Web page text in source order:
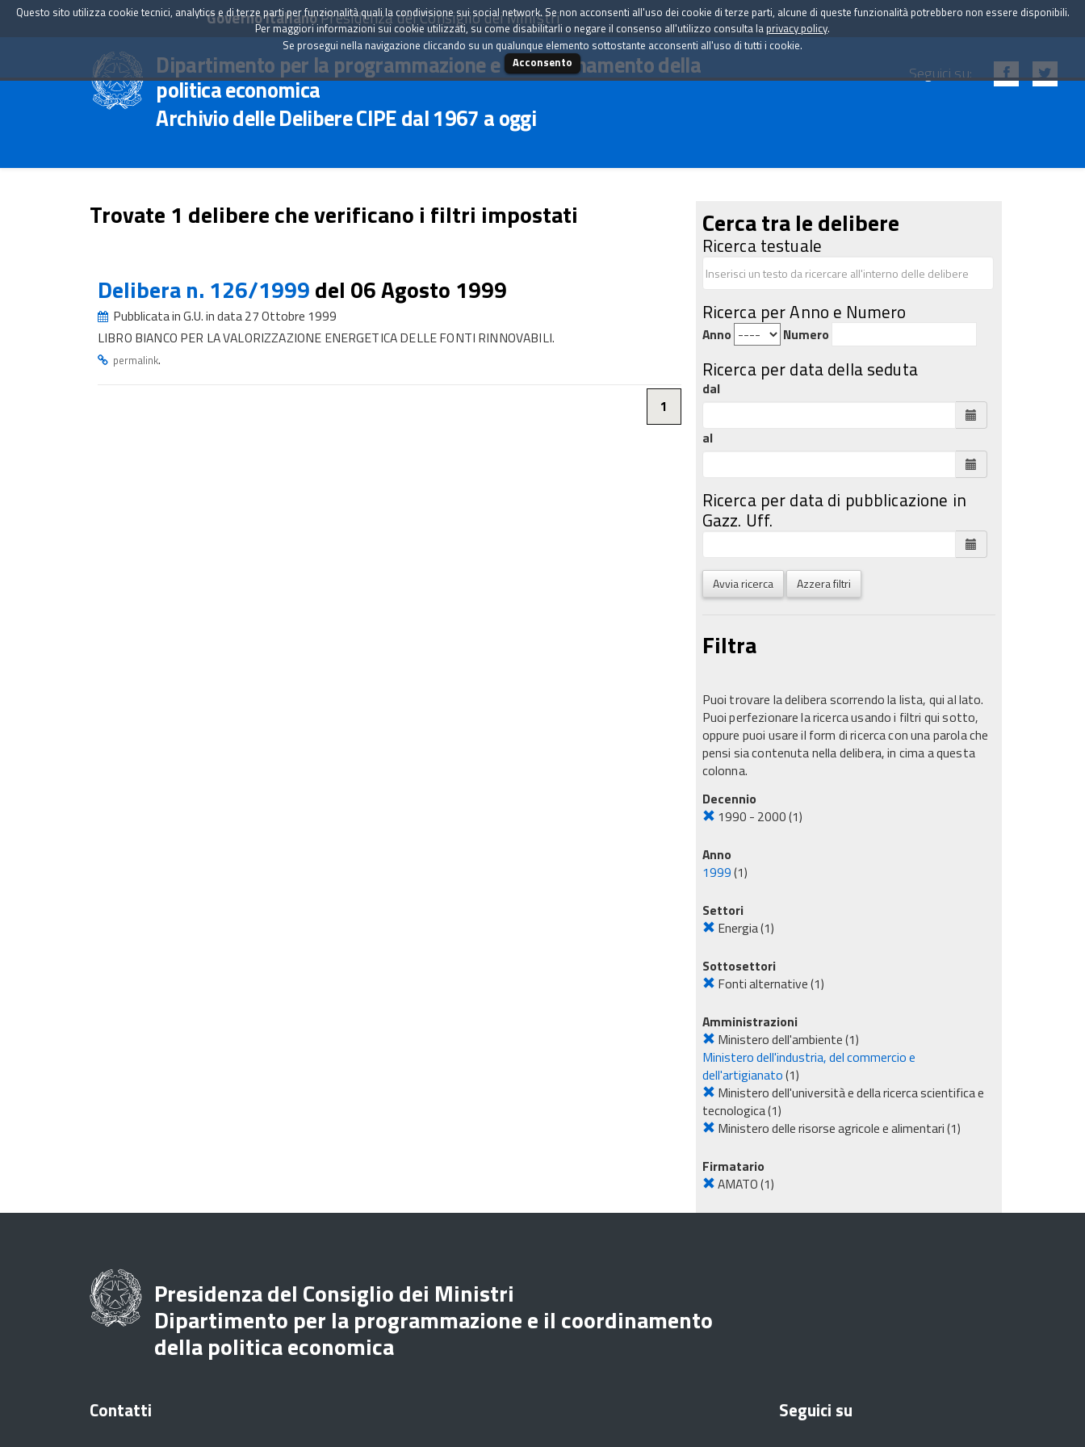
Governo ItalianoPresidenza del Consiglio dei Ministri
Dipartimento per la programmazione e il coordinamento della
politica economica
Archivio delle Delibere CIPE dal 1967 a oggi
Seguici su:
Trovate 1 delibere che verificano i filtri impostati
Delibera n. 126/1999del 06 Agosto 1999
Pubblicata in G.U. in data 27 Ottobre 1999
LIBRO BIANCO PER LA VALORIZZAZIONE ENERGETICA DELLE FONTI RINNOVABILI.
permalink.
1
Cerca tra le delibere
Ricerca testuale
Ricerca per Anno e Numero
Anno Numero
Ricerca per data della seduta
dal
al
Ricerca per data di pubblicazione in
Gazz. Uff.
Avvia ricerca Azzera filtri
Filtra
Puoi trovare la delibera scorrendo la lista, qui al lato.
Puoi perfezionare la ricerca usando i filtri qui sotto,
oppure puoi usare il form di ricerca con una parola che
pensi sia contenuta nella delibera, in cima a questa
colonna.
Decennio
1990 - 2000(1)
Anno
1999(1)
Settori
Energia(1)
Sottosettori
Fonti alternative(1)
Amministrazioni
Ministero dell'ambiente(1)
Ministero dell'industria, del commercio e
dell'artigianato(1)
Ministero dell'università e della ricerca scientifica e
tecnologica(1)
Ministero delle risorse agricole e alimentari(1)
Firmatario
AMATO(1)
Questo sito utilizza cookie tecnici, analytics e di terze parti per funzionalità quali la condivisione sui social network. Se non acconsenti all'uso dei cookie di terze parti, alcune di queste funzionalità potrebbero non essere disponibili.
Per maggiori informazioni sui cookie utilizzati, su come disabilitarli o negare il consenso all'utilizzo consulta la privacy policy.
Se prosegui nella navigazione cliccando su un qualunque elemento sottostante acconsenti all'uso di tutti i cookie.
Acconsento
Presidenza del Consiglio dei Ministri
Dipartimento per la programmazione e il coordinamento
della politica economica
Contatti Seguici su